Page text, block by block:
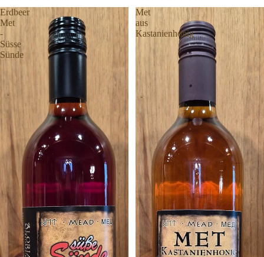
Erdbeer
Met
-
Süsse
Sünde
Met
aus
Kastanienhonig